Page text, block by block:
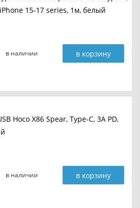
15-17 series, 1м, белый
в наличии в корзину
Hoco X86 Spear, Type-C, 3A PD,
в наличии в корзину